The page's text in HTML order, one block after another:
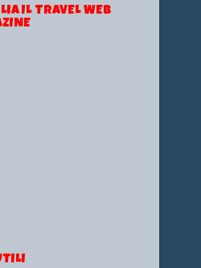
IL TRAVEL WEB